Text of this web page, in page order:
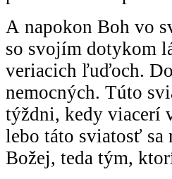
A napokon Boh vo
so svojím dotykom
veriacich ľuďoch.
nemocných. Túto
týždni, kedy viacerí
lebo táto sviatosť
Božej, teda tým,